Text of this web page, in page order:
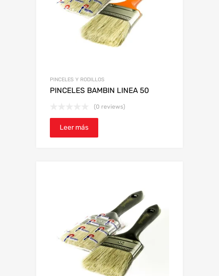
PINCELES Y RODILLOS
PINCELES BAMBIN LINEA 50
(0 reviews)
Leer más